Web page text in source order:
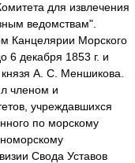
для извлечения
ведомствам".
Канцелярии Морского
6 декабря 1853 г. и
А. С. Меншикова.
членом и
учреждавшихся
по морскому
Свода Уставов